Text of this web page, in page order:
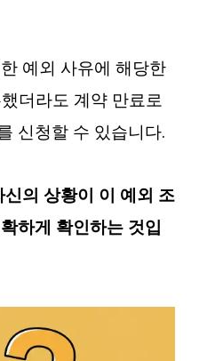
예외 사유에 해당한
더라도 계약 만료로
신청할 수 있습니다.
의 상황이 이 예외 조
하게 확인하는 것입